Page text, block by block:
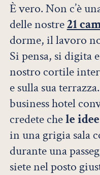
È vero. Non c’è
delle nostre21
dorme, il lavoro
Si pensa, si digita
nostro cortile
e sulla sua
business hotel
credete chele
in una grigia sala
durante una
siete nel posto